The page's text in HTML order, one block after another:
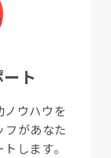
ト
ノウハウを
フがあなた
します。